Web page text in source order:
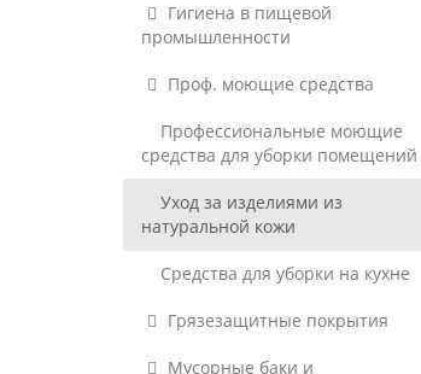
Гигиена в пищевой
промышленности
Проф. моющие средства
Профессиональные моющие
средства для уборки помещений
Уход за изделиями из
натуральной кожи
Средства для уборки на кухне
Грязезащитные покрытия
Мусорные баки и